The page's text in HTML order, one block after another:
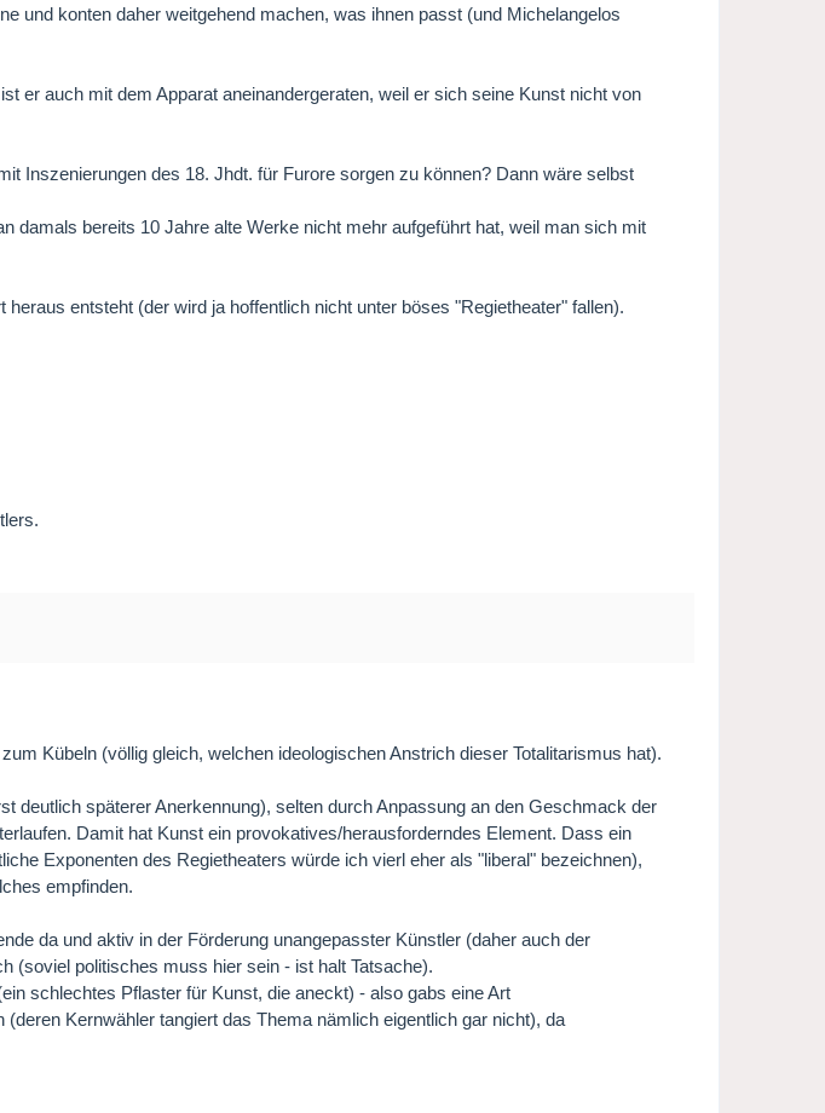
und konten daher weitgehend machen, was ihnen passt (und Michelangelos
er auch mit dem Apparat aneinandergeraten, weil er sich seine Kunst nicht von
Inszenierungen des 18. Jhdt. für Furore sorgen zu können? Dann wäre selbst
damals bereits 10 Jahre alte Werke nicht mehr aufgeführt hat, weil man sich mit
entsteht (der wird ja hoffentlich nicht unter böses "Regietheater" fallen).
Kübeln (völlig gleich, welchen ideologischen Anstrich dieser Totalitarismus hat).
deutlich späterer Anerkennung), selten durch Anpassung an den Geschmack der
Damit hat Kunst ein provokatives/herausforderndes Element. Dass ein
Exponenten des Regietheaters würde ich vierl eher als "liberal" bezeichnen),
empfinden.
da und aktiv in der Förderung unangepasster Künstler (daher auch der
(soviel politisches muss hier sein - ist halt Tatsache).
schlechtes Pflaster für Kunst, die aneckt) - also gabs eine Art
Kernwähler tangiert das Thema nämlich eigentlich gar nicht), da